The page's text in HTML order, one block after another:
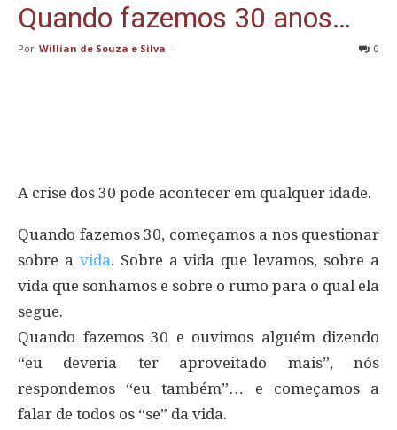
Quando fazemos 30 anos…
Por Willian de Souza e Silva - 0
A crise dos 30 pode acontecer em qualquer idade.
Quando fazemos 30, começamos a nos questionar
sobre a vida. Sobre a vida que levamos, sobre a
vida que sonhamos e sobre o rumo para o qual ela
segue.
Quando fazemos 30 e ouvimos alguém dizendo
“eu deveria ter aproveitado mais”, nós
respondemos “eu também”… e começamos a
falar de todos os “se” da vida.